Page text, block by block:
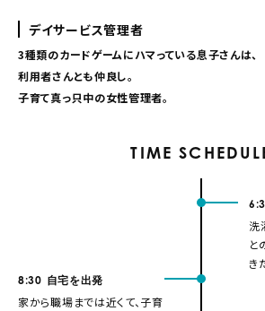
デイサービス管理者
3種類のカードゲームにハマっている息子さんは、
利用者さんとも仲良し。
子育て真っ只中の女性管理者。
TIME
洗
と
き
8:30 自宅を出発
家から職場までは近くて、子育